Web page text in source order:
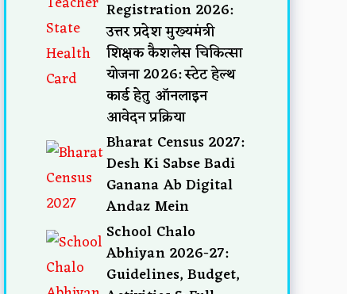
Registration 2026:
उत्तर प्रदेश मुख्यमंत्री
शिक्षक कैशलेस चिकित्सा
योजना 2026: स्टेट हेल्थ
कार्ड हेतु ऑनलाइन
आवेदन प्रक्रिया
Bharat Census 2027:
Desh Ki Sabse Badi
Ganana Ab Digital
Andaz Mein
School Chalo
Abhiyan 2026-27:
Guidelines, Budget,